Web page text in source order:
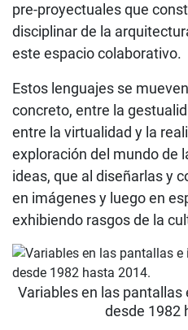
pre-proyectuales que
disciplinar de la
este espacio colaborativo.
Estos lenguajes se
concreto, entre la
entre la virtualidad y la
exploración del mundo de
ideas, que al diseñarlas y
en imágenes y luego en
exhibiendo rasgos de la
Variables en las pantallas
desde 1982